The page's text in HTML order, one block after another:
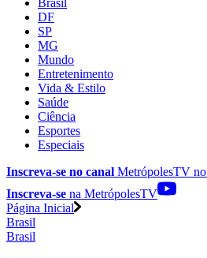
DF
SP
MG
Mundo
Entretenimento
Vida & Estilo
Saúde
Ciência
Esportes
Especiais
Inscreva-se no canal MetrópolesTV no
Inscreva-se na MetrópolesTV
Página Inicial
Brasil
Brasil